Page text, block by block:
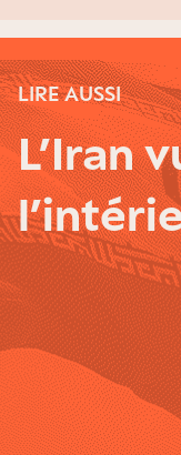
LIRE AUSSI
L’Iran